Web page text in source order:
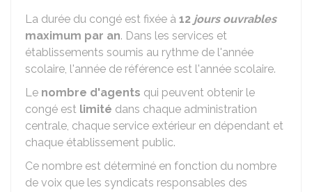
La durée du congé est fixée à 12 jours ouvrables
maximum par an. Dans les services et
établissements soumis au rythme de l'année
scolaire, l'année de référence est l'année scolaire.
Le nombre d'agents qui peuvent obtenir le
congé est limité dans chaque administration
centrale, chaque service extérieur en dépendant et
chaque établissement public.
Ce nombre est déterminé en fonction du nombre
de voix que les syndicats responsables des